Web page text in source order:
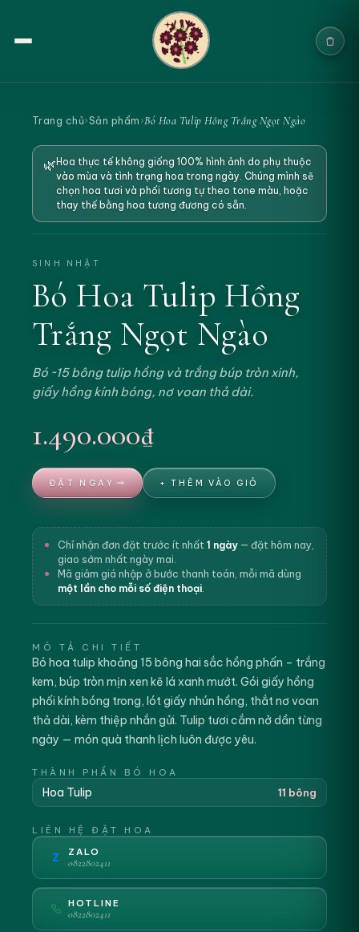
Sản phẩm
Cưới & Sự kiện
Blogs
Chính sách
Địa chỉ & Liên hệ
Tìm sản phẩm
Trang chủ›Sản phẩm ›Bó Hoa Tulip Hồng Trắng Ngọt Ngào
🌿 Hoa thực tế không giống 100% hình ảnh do phụ thuộc
vào mùa và tình trạng hoa trong ngày. Chúng mình sẽ
chọn hoa tươi và phối tương tự theo tone màu, hoặc
thay thế bằng hoa tương đương có sẵn.
SINH NHẬT
Bó Hoa Tulip Hồng
Trắng Ngọt Ngào
Bó ~15 bông tulip hồng và trắng búp tròn xinh,
giấy hồng kính bóng, nơ voan thả dài.
1.490.000₫
ĐẶT NGAY + THÊM VÀO GIỎ
Chỉ nhận đơn đặt trước ít nhất 1 ngày — đặt hôm nay,
giao sớm nhất ngày mai.
Mã giảm giá nhập ở bước thanh toán, mỗi mã dùng
một lần cho mỗi số điện thoại
MÔ TẢ CHI TIẾT
Bó hoa tulip khoảng 15 bông hai sắc hồng phấn – trắng
kem, búp tròn mịn xen kẽ lá xanh mướt. Gói giấy hồng
phối kính bóng trong, lót giấy nhún hồng, thắt nơ voan
thả dài, kèm thiệp nhắn gửi. Tulip tươi cắm nở dần từng
ngày — món quà thanh lịch luôn được yêu.
THÀNH PHẦN BÓ HOA
Hoa Tulip 11 bông
LIÊN HỆ ĐẶT HOA
Z ZALO
0822802411
HOTLINE
0822802411